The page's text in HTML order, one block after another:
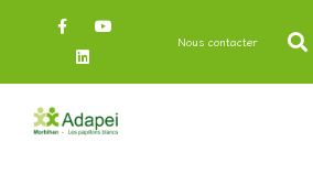
Nous contacter